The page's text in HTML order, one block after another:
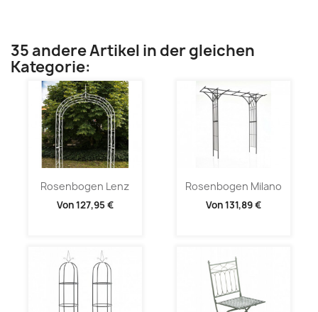
35 andere Artikel in der gleichen
Kategorie:
Rosenbogen Lenz
Von127,95 €
Rosenbogen Milano
Von131,89 €